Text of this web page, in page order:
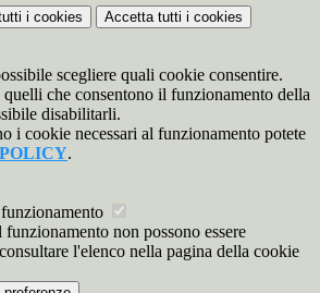
i cookies Accetta tutti i cookies
scegliere quali cookie consentire.
che consentono il funzionamento della
disabilitarli.
i cookie necessari al funzionamento potete
.
non possono essere
l'elenco nella pagina della cookie